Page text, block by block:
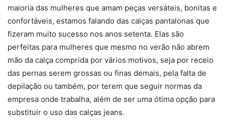
maioria das mulheres que amam peças versáteis, bonitas e
confortáveis, estamos falando das calças pantalonas que
fizeram muito sucesso nos anos setenta. Elas são
perfeitas para mulheres que mesmo no verão não abrem
mão da calça comprida por vários motivos, seja por receio
das pernas serem grossas ou finas demais, pela falta de
depilação ou também, por terem que seguir normas da
empresa onde trabalha, além de ser uma ótima opção para
substituir o uso das calças jeans.